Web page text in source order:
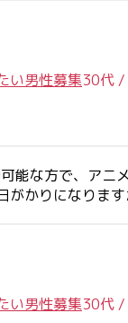
い男性募集30代 /
能な方で、ア
がかりになりま
い男性募集30代 /